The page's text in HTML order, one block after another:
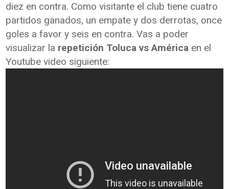
diez en contra. Como visitante el club tiene cuatro
partidos ganados, un empate y dos derrotas, once
goles a favor y seis en contra. Vas a poder
visualizar la repetición Toluca vs América en el
Youtube video siguiente: